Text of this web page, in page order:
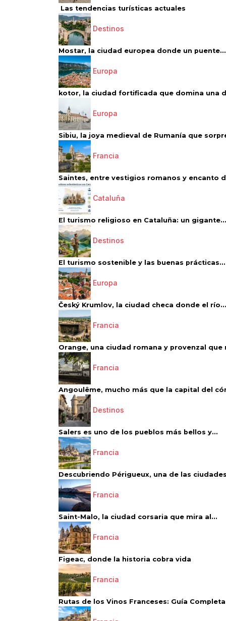
Las tendencias turísticas actuales
Destinos
Mostar, la ciudad europea donde un puente...
Europa
kotor, la ciudad fortificada que domina una
Europa
Sibiu, la joya medieval de Rumanía que
Francia
Saintes, entre vestigios romanos y encanto
Cataluña
El turismo religioso en Cataluña: un gigante...
Destinos
El turismo sostenible y las buenas prácticas...
Europa
Český Krumlov, la ciudad checa donde el río...
Francia
Orange, una ciudad romana y provenzal que
Francia
Angoulême, mucho más que la capital del
Destinos
Salers es uno de los pueblos más bellos y...
Francia
Descubriendo Périgueux, una de las
Francia
Saint-Malo, la ciudad corsaria que mira al...
Francia
Figeac, donde la historia cobra vida
Francia
Rutas de los Vinos Franceses: Guía